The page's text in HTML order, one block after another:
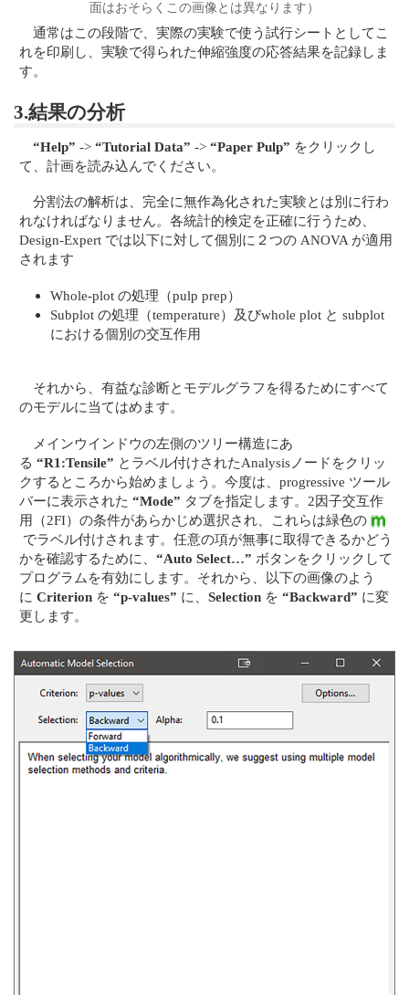
面はおそらくこの画像とは異なります）
通常はこの段階で、実際の実験で使う試行シートとしてこ
れを印刷し、実験で得られた伸縮強度の応答結果を記録しま
す。
3.結果の分析
“Help” ->“Tutorial Data” ->“Paper Pulp” をクリックし
て、計画を読み込んでください。
分割法の解析は、完全に無作為化された実験とは別に行わ
れなければなりません。各統計的検定を正確に行うため、
Design-Expert では以下に対して個別に２つの ANOVA が適用
されます
Whole-plot の処理（pulp prep）
Subplot の処理（temperature）及びwhole plot と subplot
における個別の交互作用
それから、有益な診断とモデルグラフを得るためにすべて
のモデルに当てはめます。
メインウインドウの左側のツリー構造にあ
る“R1:Tensile” とラベル付けされたAnalysisノードをクリッ
クするところから始めましょう。今度は、progressive ツール
バーに表示された“Mode” タブを指定します。2因子交互作
用（2FI）の条件があらかじめ選択され、これらは緑色の
でラベル付けされます。任意の項が無事に取得できるかどう
かを確認するために、“Auto Select…” ボタンをクリックして
プログラムを有効にします。それから、以下の画像のよう
にCriterion を“p-values” に、Selection を“Backward” に変
更します。